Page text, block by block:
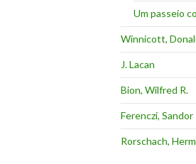
Um passeio
Winnicott,
J. Lacan
Bion, Wilfred R.
Ferenczi, Sandor
Rorschach,